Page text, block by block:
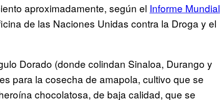
aproximadamente, según el Informe Mundial
de las Naciones Unidas contra la Droga y el
Dorado (donde colindan Sinaloa, Durango y
para la cosecha de amapola, cultivo que se
chocolatosa, de baja calidad, que se